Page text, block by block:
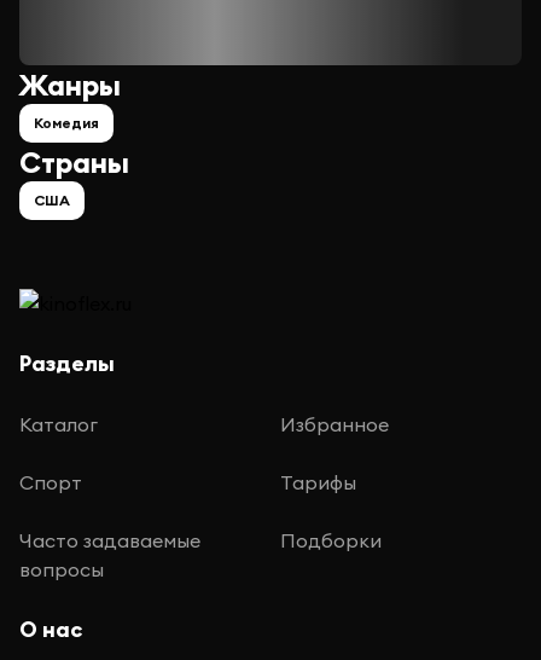
Страны
США
Жанры
Комедия
Разделы
Каталог Избранное
Спорт Тарифы
Часто задаваемые
вопросы
Подборки
О нас